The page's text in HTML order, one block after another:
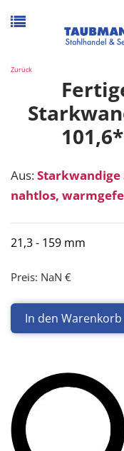
Zurück
Aus:Starkwandige
nahtlos,
21,3 - 159 mm
Preis: NaN €
In den Warenkorb